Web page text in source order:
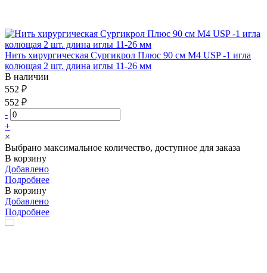
Нить хирургическая Сургикрол Плюс 90 см М4 USP -1 игла
колющая 2 шт. длина иглы 11-26 мм
В наличии
552 ₽
552 ₽
-
+
×
Выбрано максимальное количество, доступное для заказа
В корзину
Добавлено
Подробнее
В корзину
Добавлено
Подробнее